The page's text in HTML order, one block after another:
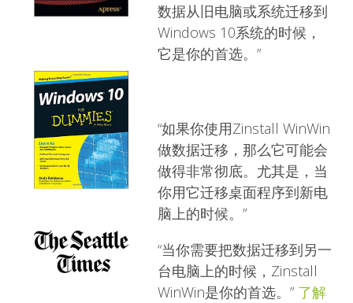
数据从旧电脑或系统迁移到
Windows 10系统的时候，
它是你的首选。”
“如果你使用Zinstall WinWin
做数据迁移，那么它可能会
做得非常彻底。尤其是，当
你用它迁移桌面程序到新电
脑上的时候。”
“当你需要把数据迁移到另一
台电脑上的时候，Zinstall
WinWin是你的首选。” 了解